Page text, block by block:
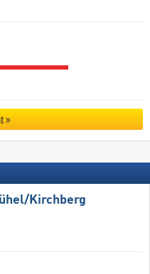
​Kirchberg